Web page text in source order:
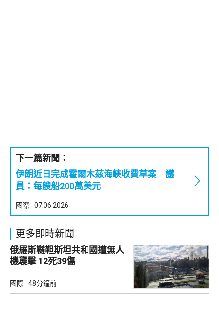
下一篇新聞：
伊朗近日完成霍爾木茲海峽收費草案 議
員：每艘船200萬美元
國際 07.06.2026
更多即時新聞
俄羅斯韃靼斯坦共和國遭無人
機襲擊 12死39傷
國際 48分鐘前